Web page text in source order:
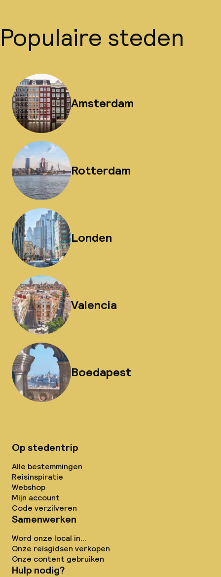
Populaire steden
Amsterdam
Rotterdam
Londen
Valencia
Boedapest
Op stedentrip
Alle bestemmingen
Reisinspiratie
Webshop
Mijn account
Code verzilveren
Samenwerken
Word onze local in...
Onze reisgidsen verkopen
Onze content gebruiken
Hulp nodig?